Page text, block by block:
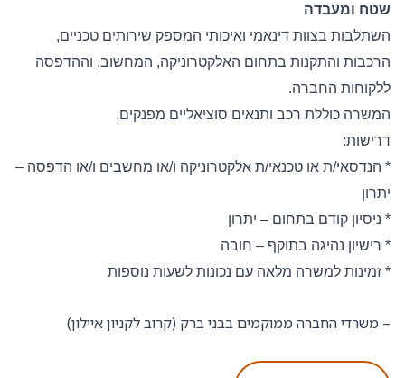
שטח ומעבדה
השתלבות בצוות דינאמי ואיכותי המספק שירותים טכניים,
הרכבות והתקנות בתחום האלקטרוניקה, המחשוב, וההדפסה
ללקוחות החברה.
המשרה כוללת רכב ותנאים סוציאליים מפנקים.
דרישות:
* הנדסאי/ת או טכנאי/ת אלקטרוניקה ו/או מחשבים ו/או הדפסה –
יתרון
* ניסיון קודם בתחום – יתרון
* רישיון נהיגה בתוקף – חובה
* זמינות למשרה מלאה עם נכונות לשעות נוספות
– משרדי החברה ממוקמים בבני ברק (קרוב לקניון איילון)